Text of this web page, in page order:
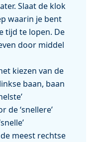
Slaat de klok
waarin je bent
tijd te lopen. De
door middel
kiezen van de
baan, baan
de ‘snellere’
meest rechtse